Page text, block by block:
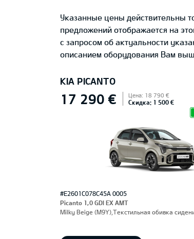
Указанные цены действительны
предложений отображается на
с запросом об актуальности
описанием оборудования Вам
KIA PICANTO
17 290 € Цена: 18 790 €
Скидка: 1 500 €
#E2601C078C45A 0005
Picanto 1,0 GDI EX AMT
Milky Beige (M9Y),Текстильная обивка